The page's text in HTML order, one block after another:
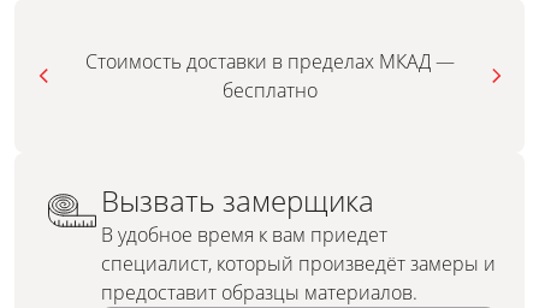
Стоимость доставки в пределах МКАД —
бесплатно
Вызвать замерщика
В удобное время к вам приедет
специалист, который произведёт замеры и
предоставит образцы материалов.